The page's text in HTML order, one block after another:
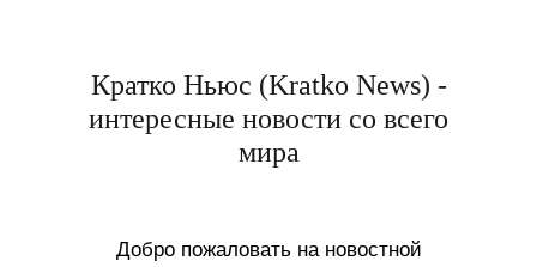
Кратко Ньюс (Kratko News) -
интересные новости со всего
мира
Добро пожаловать на новостной